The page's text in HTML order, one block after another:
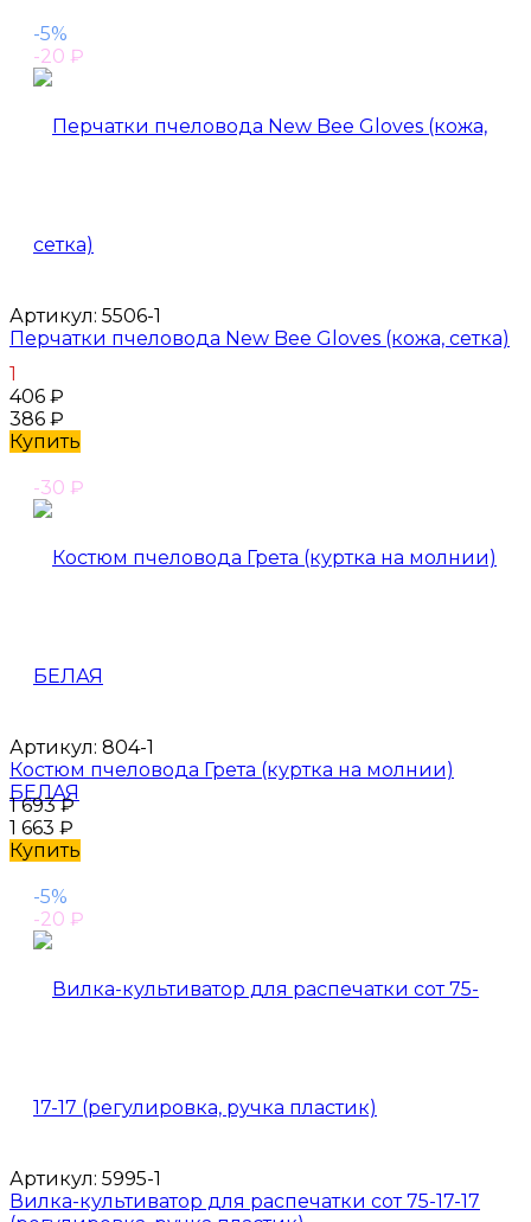
-5%
-20 ₽
Артикул: 5506-1
Перчатки пчеловода New Bee Gloves (кожа, сетка)
1
406 ₽
386 ₽
Купить
-30 ₽
Артикул: 804-1
Костюм пчеловода Грета (куртка на молнии)
БЕЛАЯ
1 693₽
1 663 ₽
Купить
-5%
-20 ₽
Артикул: 5995-1
Вилка-культиватор для распечатки сот 75-17-17